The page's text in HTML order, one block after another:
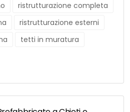
ristrutturazione completa
ristrutturazione esterni
tetti in muratura